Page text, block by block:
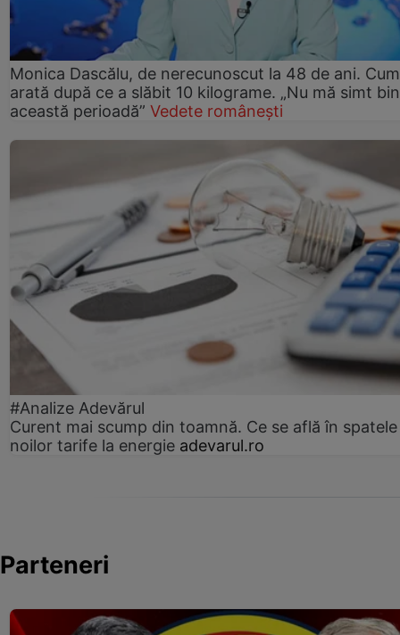
Monica Dascălu, de nerecunoscut la 48 de ani. Cum
arată după ce a slăbit 10 kilograme. „Nu mă simt
această perioadă” Vedete românești
#Analize Adevărul
Curent mai scump din toamnă. Ce se află în spatele
noilor tarife la energie adevarul.ro
Parteneri